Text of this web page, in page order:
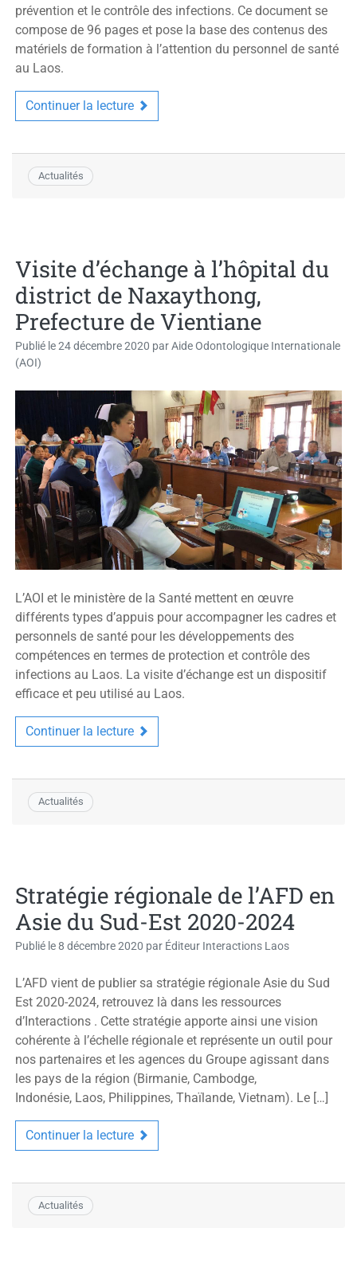
prévention et le contrôle des infections. Ce document se
compose de 96 pages et pose la base des contenus des
matériels de formation à l’attention du personnel de santé
au Laos.
Continuer la lecture
Actualités
Visite d’échange à l’hôpital du
district de Naxaythong,
Prefecture de Vientiane
Publié le24 décembre 2020 parAide Odontologique Internationale
(AOI)
L’AOI et le ministère de la Santé mettent en œuvre
différents types d’appuis pour accompagner les cadres et
personnels de santé pour les développements des
compétences en termes de protection et contrôle des
infections au Laos. La visite d’échange est un dispositif
efficace et peu utilisé au Laos.
Continuer la lecture
Actualités
Stratégie régionale de l’AFD en
Asie du Sud-Est 2020-2024
Publié le8 décembre 2020 par Éditeur Interactions Laos
L’AFD vient de publier sa stratégie régionale Asie du Sud
Est 2020-2024, retrouvez là dans les ressources
d’Interactions . Cette stratégie apporte ainsi une vision
cohérente à l’échelle régionale et représente un outil pour
nos partenaires et les agences du Groupe agissant dans
les pays de la région (Birmanie, Cambodge,
Indonésie, Laos, Philippines, Thaïlande, Vietnam). Le […]
Continuer la lecture
Actualités